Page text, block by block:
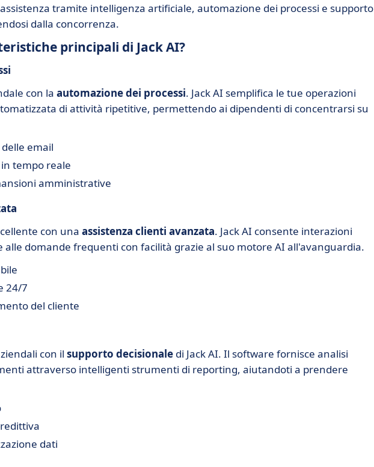
tramite intelligenza artificiale, automazione dei processi e supporto
dalla concorrenza.
principali di Jack AI?
con la automazione dei processi. Jack AI semplifica le tue operazioni
di attività ripetitive, permettendo ai dipendenti di concentrarsi su
email
tempo reale
amministrative
con una assistenza clienti avanzata. Jack AI consente interazioni
alle domande frequenti con facilità grazie al suo motore AI all'avanguardia.
24/7
del cliente
con il supporto decisionale di Jack AI. Il software fornisce analisi
attraverso intelligenti strumenti di reporting, aiutandoti a prendere
dati